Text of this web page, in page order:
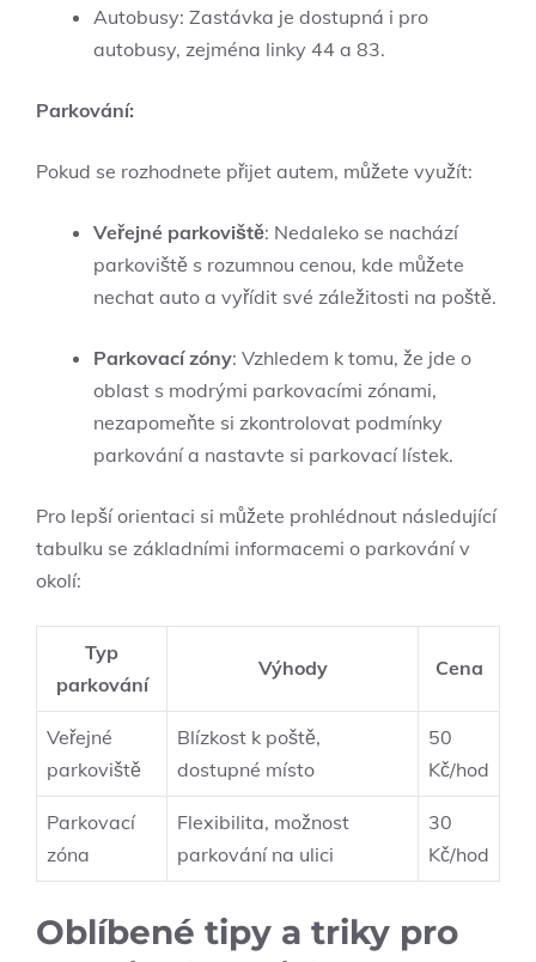
Autobusy: Zastávka je dostupná i ⁤pro
autobusy, zejména linky 44 a 83.
Parkování:
Pokud se rozhodnete⁢ přijet autem, můžete⁣ využít:
Veřejné parkoviště: Nedaleko se nachází
parkoviště s rozumnou ‌cenou, kde můžete
nechat auto a vyřídit své záležitosti na poště.
Parkovací zóny: Vzhledem k tomu, že jde ⁣o
oblast s modrými parkovacími zónami,
nezapomeňte si zkontrolovat podmínky
parkování a nastavte‌ si parkovací lístek.
Pro lepší orientaci si můžete prohlédnout následující
tabulku⁢ se základními informacemi o parkování v
okolí:
Typ
parkování
Výhody Cena
Veřejné⁤
parkoviště
Blízkost k poště,
dostupné ⁤místo
50
Kč/hod
Parkovací
zóna
Flexibilita, možnost‍
parkování na ulici
30
Kč/hod
Oblíbené tipy a triky pro